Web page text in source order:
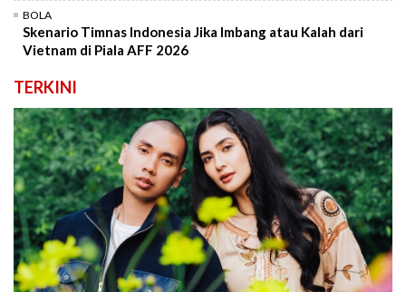
BOLA
Skenario Timnas Indonesia Jika Imbang atau Kalah dari
Vietnam di Piala AFF 2026
TERKINI